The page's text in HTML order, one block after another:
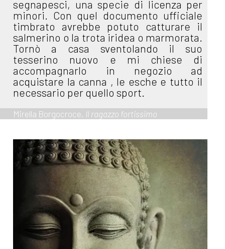
segnapesci, una specie di licenza per
minori. Con quel documento ufficiale
timbrato avrebbe potuto catturare il
salmerino o la trota iridea o marmorata.
Tornò a casa sventolando il suo
tesserino nuovo e mi chiese di
accompagnarlo in negozio ad
acquistare la canna , le esche e tutto il
necessario per quello sport.
Mirella Borgocroce, Il ragazzo fortissimo